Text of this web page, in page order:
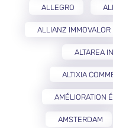
ALLEGRO
ALLIANZ IMMOVALOR
ALTAREA
ALTIXIA
AMÉLIORATION
AMSTERDAM